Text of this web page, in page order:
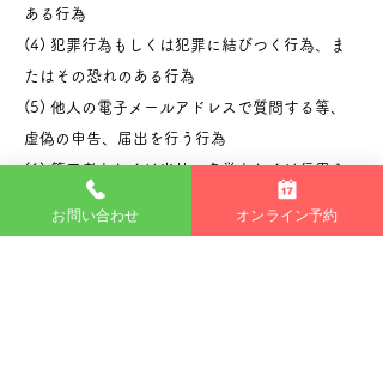
ある行為
(4) 犯罪行為もしくは犯罪に結びつく行為、ま
たはその恐れのある行為
(5) 他人の電子メールアドレスで質問する等、
虚偽の申告、届出を行う行為
(6) 第三者もしくは当社の名誉もしくは信用を
毀損する行為
お問い合わせ オンライン予約